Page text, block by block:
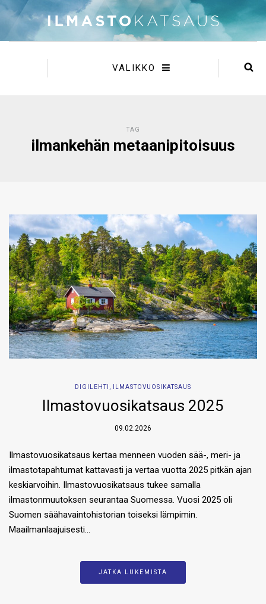
VALIKKO
TAG
ilmankehän metaanipitoisuus
DIGILEHTI , ILMASTOVUOSIKATSAUS
Ilmastovuosikatsaus 2025
09.02.2026
Ilmastovuosikatsaus kertaa menneen vuoden sää-, meri- ja
ilmastotapahtumat kattavasti ja vertaa vuotta 2025 pitkän ajan
keskiarvoihin. Ilmastovuosikatsaus tukee samalla
ilmastonmuutoksen seurantaa Suomessa. Vuosi 2025 oli
Suomen säähavaintohistorian toiseksi lämpimin.
Maailmanlaajuisesti…
JATKA LUKEMISTA